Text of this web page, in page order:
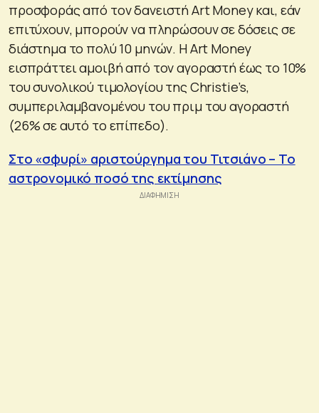
προσφοράς από τον δανειστή Art Money και, εάν
επιτύχουν, μπορούν να πληρώσουν σε δόσεις σε
διάστημα το πολύ 10 μηνών. Η Art Money
εισπράττει αμοιβή από τον αγοραστή έως το 10%
του συνολικού τιμολογίου της Christie’s,
συμπεριλαμβανομένου του πριμ του αγοραστή
(26% σε αυτό το επίπεδο).
Στο «σφυρί» αριστούργημα του Τιτσιάνο – Το
αστρονομικό ποσό της εκτίμησης